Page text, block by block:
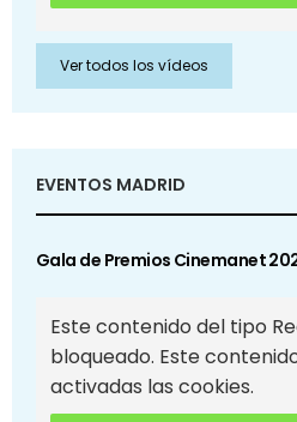
Ver todos los vídeos
EVENTOS MADRID
Gala de Premios Cinemanet
Este contenido del tipo
bloqueado. Este
activadas las cookies.